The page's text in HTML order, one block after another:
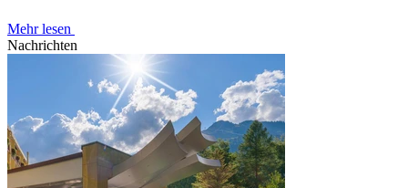
Mehr lesen
Nachrichten